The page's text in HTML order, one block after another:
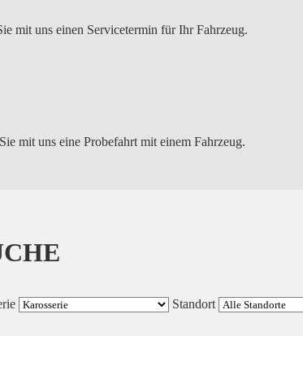
mit uns einen Servicetermin für Ihr Fahrzeug.
mit uns eine Probefahrt mit einem Fahrzeug.
Standort